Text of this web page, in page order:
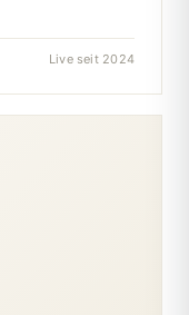
Live seit 2024